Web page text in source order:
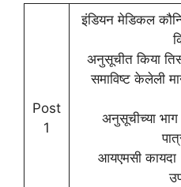
Post
1
इंडियन मेडिकल
अनुसूचीत किया
समाविष्ट केलेली
अनुसूचीच्या भाग
आयएमसी